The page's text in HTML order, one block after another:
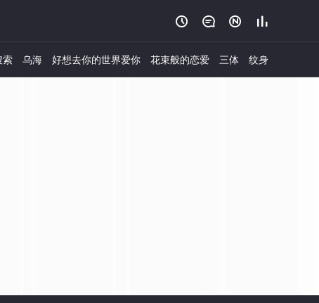
   
索 乌海 好想去你的世界爱你 花束般的恋爱 三体 纹身